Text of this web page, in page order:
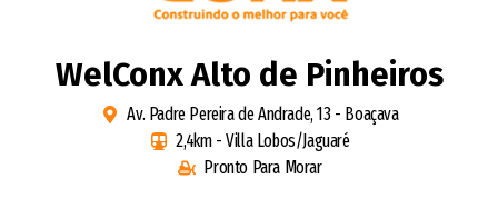
WelConx Alto de Pinheiros
Av. Padre Pereira de Andrade, 13 - Boaçava
2,4km - Villa Lobos/Jaguaré
Pronto Para Morar